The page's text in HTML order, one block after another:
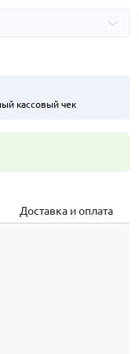
кассовый чек
Доставка и оплата